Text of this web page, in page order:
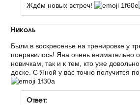
Ждём новых встреч!
Николь
Были в воскресенье на тренировке у
понравилось! Яна очень внимательно
новичкам, так и к тем, кто уже
доске. С Яной у вас точно получится
Ответ: